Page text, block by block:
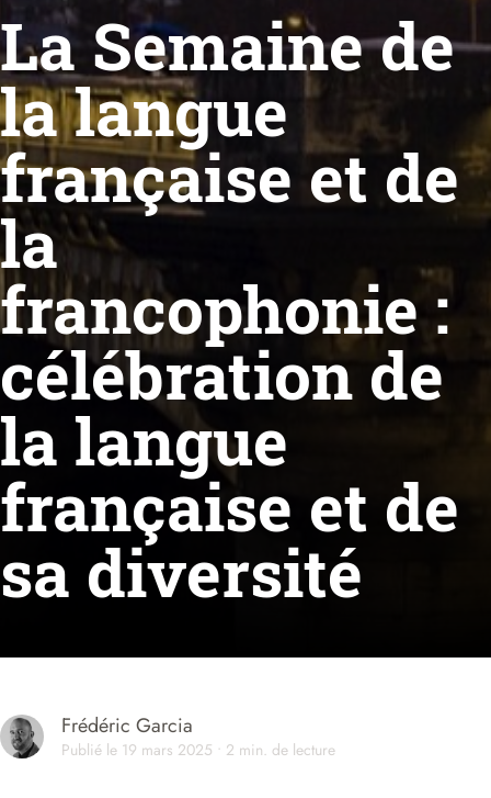
La Semaine de
la langue
française et de
la
francophonie :
célébration de
la langue
française et de
sa diversité
Frédéric Garcia
Publié le 19 mars 2025 • 2 min. de lecture